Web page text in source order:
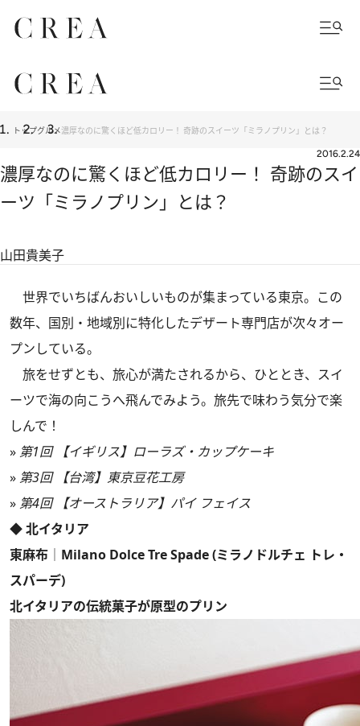
トップグルメ濃厚なのに驚くほど低カロリー！ 奇跡のスイーツ「ミラノプリン」とは？
2016.2.24
濃厚なのに驚くほど低カロリー！ 奇跡のスイ
ーツ「ミラノプリン」とは？
山田貴美子
世界でいちばんおいしいものが集まっている東京。この
数年、国別・地域別に特化したデザート専門店が次々オー
プンしている。
旅をせずとも、旅心が満たされるから、ひととき、スイ
ーツで海の向こうへ飛んでみよう。旅先で味わう気分で楽
しんで！
» 第1回 【イギリス】ローラズ・カップケーキ
» 第3回 【台湾】東京豆花工房
» 第4回 【オーストラリア】パイ フェイス
◆ 北イタリア
東麻布│Milano Dolce Tre Spade (ミラノドルチェ トレ・
スパーデ)
北イタリアの伝統菓子が原型のプリン